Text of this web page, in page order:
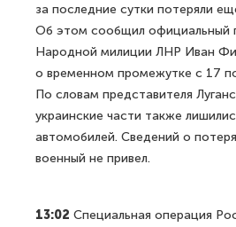
за последние сутки потеряли
Об этом сообщил официальный
Народной милиции ЛНР Иван
о временном промежутке с 17
По словам представителя
украинские части также
автомобилей. Сведений о
военный не привел.
13:02 Специальная операция